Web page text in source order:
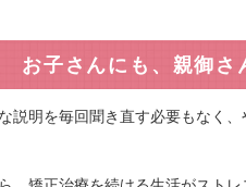
お子さんにも、親御さ
説明を毎回聞き直す必要もなく